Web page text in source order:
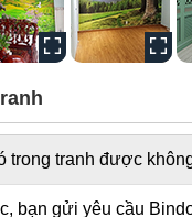
trong tranh được
bạn gửi yêu cầu